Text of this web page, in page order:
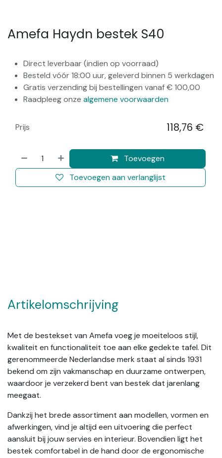
Amefa Haydn bestek S40
Direct leverbaar (indien op voorraad)
Besteld vóór 18:00 uur, geleverd binnen 5 werkdagen
Gratis verzending bij bestellingen vanaf € 100,00
Raadpleeg onze algemene voorwaarden
Toevoegen
Toevoegen aan verlanglijst
Prijs 118,76 €
Artikelomschrijving
Met de bestekset van Amefa voeg je moeiteloos stijl,
kwaliteit en functionaliteit toe aan elke gedekte tafel. Dit
gerenommeerde Nederlandse merk staat al sinds 1931
bekend om zijn vakmanschap en duurzame ontwerpen,
waardoor je verzekerd bent van bestek dat jarenlang
meegaat.
Dankzij het brede assortiment aan modellen, vormen en
afwerkingen, vind je altijd een uitvoering die perfect
aansluit bij jouw servies en interieur. Bovendien ligt het
bestek comfortabel in de hand door de ergonomische